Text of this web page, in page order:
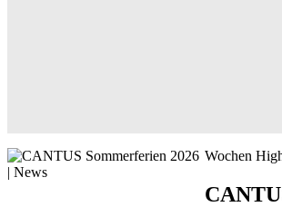
Hereinspaziert
in die bunte
Wochen